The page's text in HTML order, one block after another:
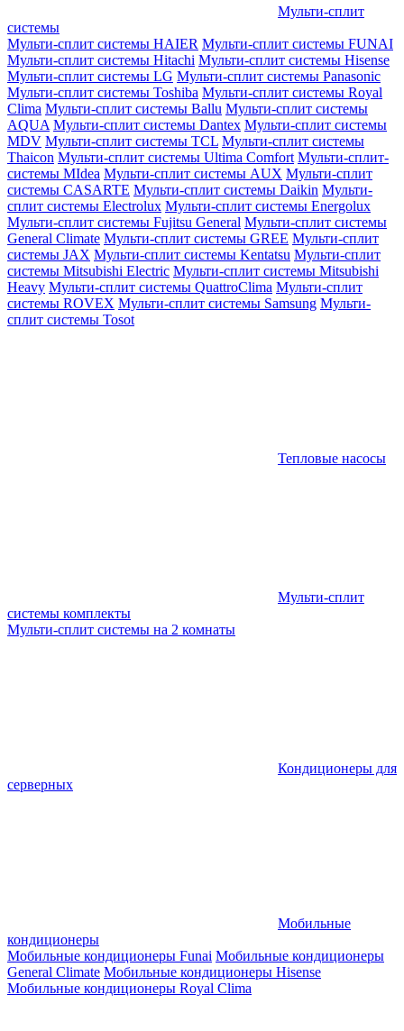
Мульти-сплит
системы
Мульти-сплит системы HAIER Мульти-сплит системы FUNAI
Мульти-сплит системы Hitachi Мульти-сплит системы Hisense
Мульти-сплит системы LG Мульти-сплит системы Panasonic
Мульти-сплит системы Toshiba Мульти-сплит системы Royal
Clima Мульти-сплит системы Ballu Мульти-сплит системы
AQUA Мульти-сплит системы Dantex Мульти-сплит системы
MDV Мульти-сплит системы TCL Мульти-сплит системы
Thaicon Мульти-сплит системы Ultima Comfort Мульти-сплит-
системы MIdea Мульти-сплит системы AUX Мульти-сплит
системы CASARTE Мульти-сплит системы Daikin Мульти-
сплит системы Electrolux Мульти-сплит системы Energolux
Мульти-сплит системы Fujitsu General Мульти-сплит системы
General Climate Мульти-сплит системы GREE Мульти-сплит
системы JAX Мульти-сплит системы Kentatsu Мульти-сплит
системы Mitsubishi Electric Мульти-сплит системы Mitsubishi
Heavy Мульти-сплит системы QuattroClima Мульти-сплит
системы ROVEX Мульти-сплит системы Samsung Мульти-
сплит системы Tosot
Тепловые насосы
Мульти-сплит
системы комплекты
Мульти-сплит системы на 2 комнаты
Кондиционеры для
серверных
Мобильные
кондиционеры
Мобильные кондиционеры Funai Мобильные кондиционеры
General Climate Мобильные кондиционеры Hisense
Мобильные кондиционеры Royal Clima